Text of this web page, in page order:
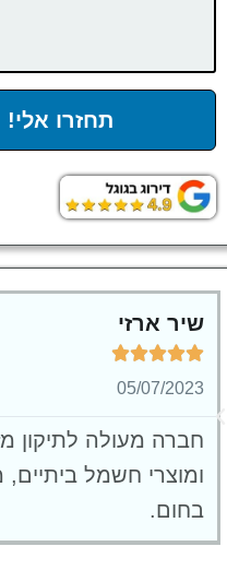
תחזרו אלי!
שיר ארזי





05/07/2023
חברה מעולה לתיקון
ומוצרי חשמל ביתיים,
בחום.